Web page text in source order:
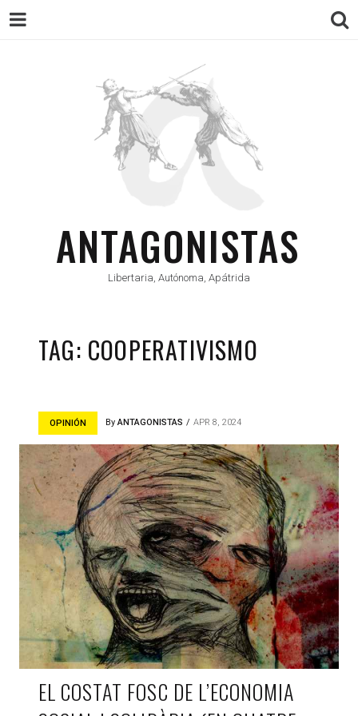
ANTAGONISTAS
Libertaria, Autónoma, Apátrida
TAG: COOPERATIVISMO
OPINIÓN ByANTAGONISTAS APR 8, 2024
EL COSTAT FOSC DE L’ECONOMIA